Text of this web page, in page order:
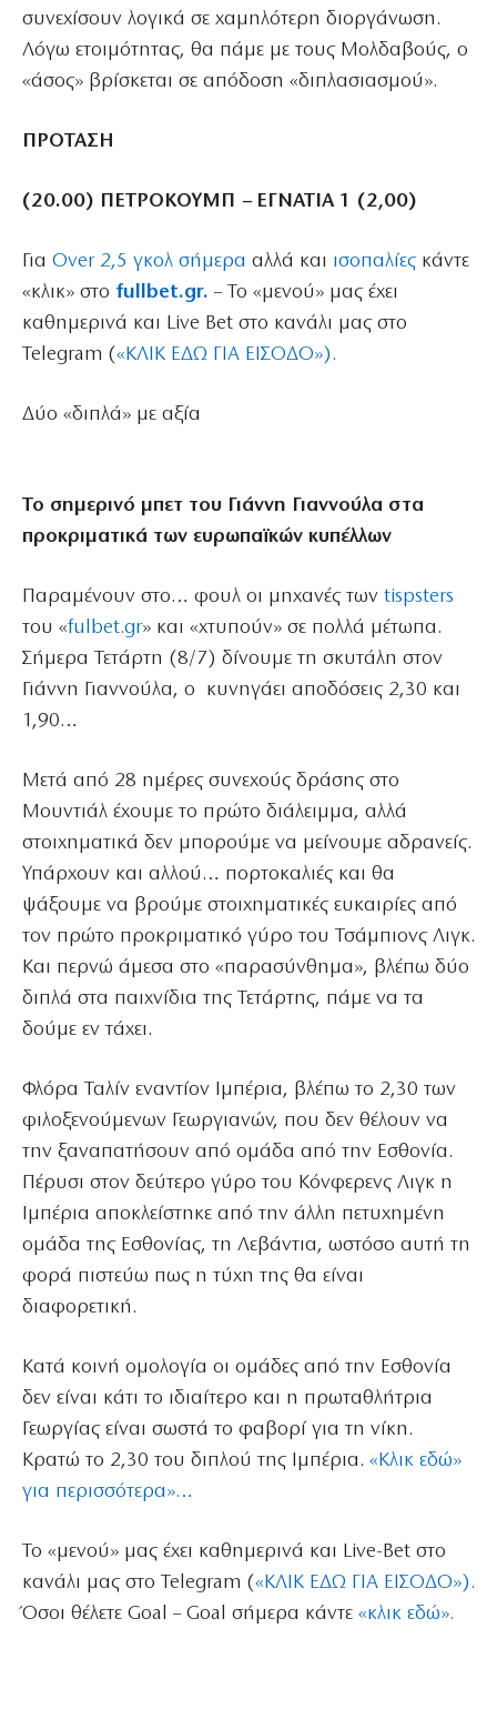
συνεχίσουν λογικά σε χαμηλότερη διοργάνωση.
Λόγω ετοιμότητας, θα πάμε με τους Μολδαβούς, ο
«άσος» βρίσκεται σε απόδοση «διπλασιασμού».
ΠΡΟΤΑΣΗ
(20.00) ΠΕΤΡΟΚΟΥΜΠ – ΕΓΝΑΤΙΑ 1 (2,00)
Για Over 2,5 γκολ σήμερα αλλά και ισοπαλίεςκάντε
«κλικ» στο fullbet.gr. – Το «μενού» μας έχει
καθημερινά και Live Bet στο κανάλι μας στο
Telegram («ΚΛΙΚ ΕΔΩ ΓΙΑ ΕΙΣΟΔΟ»).
Δύο «διπλά» με αξία
Το σημερινό μπετ του Γιάννη Γιαννούλα στα
προκριματικά των ευρωπαϊκών κυπέλλων
Παραμένουν στο… φουλ οι μηχανές των tispsters
του «fulbet.gr» και «χτυπούν» σε πολλά μέτωπα.
Σήμερα Τετάρτη (8/7) δίνουμε τη σκυτάλη στον
Γιάννη Γιαννούλα, ο κυνηγάει αποδόσεις 2,30 και
1,90…
Μετά από 28 ημέρες συνεχούς δράσης στο
Μουντιάλ έχουμε το πρώτο διάλειμμα, αλλά
στοιχηματικά δεν μπορούμε να μείνουμε αδρανείς.
Υπάρχουν και αλλού… πορτοκαλιές και θα
ψάξουμε να βρούμε στοιχηματικές ευκαιρίες από
τον πρώτο προκριματικό γύρο του Τσάμπιονς Λιγκ.
Και περνώ άμεσα στο «παρασύνθημα», βλέπω δύο
διπλά στα παιχνίδια της Τετάρτης, πάμε να τα
δούμε εν τάχει.
Φλόρα Ταλίν εναντίον Ιμπέρια, βλέπω το 2,30 των
φιλοξενούμενων Γεωργιανών, που δεν θέλουν να
την ξαναπατήσουν από ομάδα από την Εσθονία.
Πέρυσι στον δεύτερο γύρο του Κόνφερενς Λιγκ η
Ιμπέρια αποκλείστηκε από την άλλη πετυχημένη
ομάδα της Εσθονίας, τη Λεβάντια, ωστόσο αυτή τη
φορά πιστεύω πως η τύχη της θα είναι
διαφορετική.
Κατά κοινή ομολογία οι ομάδες από την Εσθονία
δεν είναι κάτι το ιδιαίτερο και η πρωταθλήτρια
Γεωργίας είναι σωστά το φαβορί για τη νίκη.
Κρατώ το 2,30 του διπλού της Ιμπέρια. «Κλικ εδώ»
για περισσότερα»…
Το «μενού» μας έχει καθημερινά και Live-Bet στο
κανάλι μας στο Telegram («ΚΛΙΚ ΕΔΩ ΓΙΑ ΕΙΣΟΔΟ»).
Όσοι θέλετε Goal – Goal σήμερα κάντε «κλικ εδώ».